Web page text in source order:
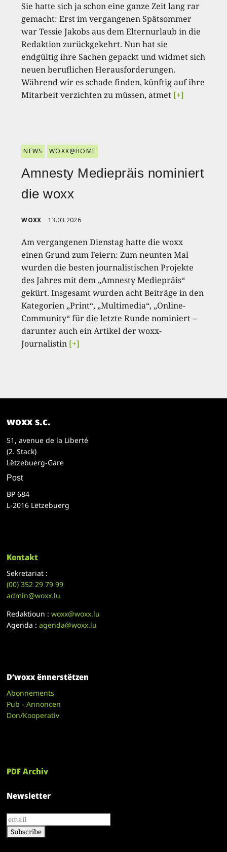
Sie hatte sich ja schon eine ganze Zeit lang rar
gemacht: Erst im vergangenen Spätsommer
war Tessie Jakobs aus dem Elternurlaub in die
Redaktion zurückgekehrt. Nun hat sie
endgültig ihre Sachen gepackt und widmet sich
neuen beruflichen Herausforderungen.
Während wir es schade finden, künftig auf ihre
Mitarbeit verzichten zu müssen, atmet [+]
NEWS WOXX@HOME
Amnesty Mediepräis nominiert
die woxx
WOXX 13.03.2026
Am vergangenen Dienstag hatte die woxx
einen Grund zum Feiern: Zum neunten Mal
wurden die besten journalistischen Projekte
des Jahres mit dem „Amnesty Mediepräis“
gekürt. Insgesamt wurden acht Beiträge in den
Kategorien „Print“, „Multimedia“, „Online-
Community“ für die letzte Runde nominiert –
darunter auch ein Artikel der woxx-
Journalistin [+]
woxx s.c.
51, avenue de la Liberté
(2. Stack)
Lëtzebuerg-Gare
Post
BP 684
L-2016 Lëtzebuerg
Kontakt
Sekretariat :
(00)352 29 79 99
admin@woxx.lu
Redaktioun :woxx@woxx.lu
Agenda :agenda@woxx.lu
D’woxx ënnerstëtzen
Abonnements
Pub - Annoncen
Don/Kooperativ
PDF Archiv
Newsletter